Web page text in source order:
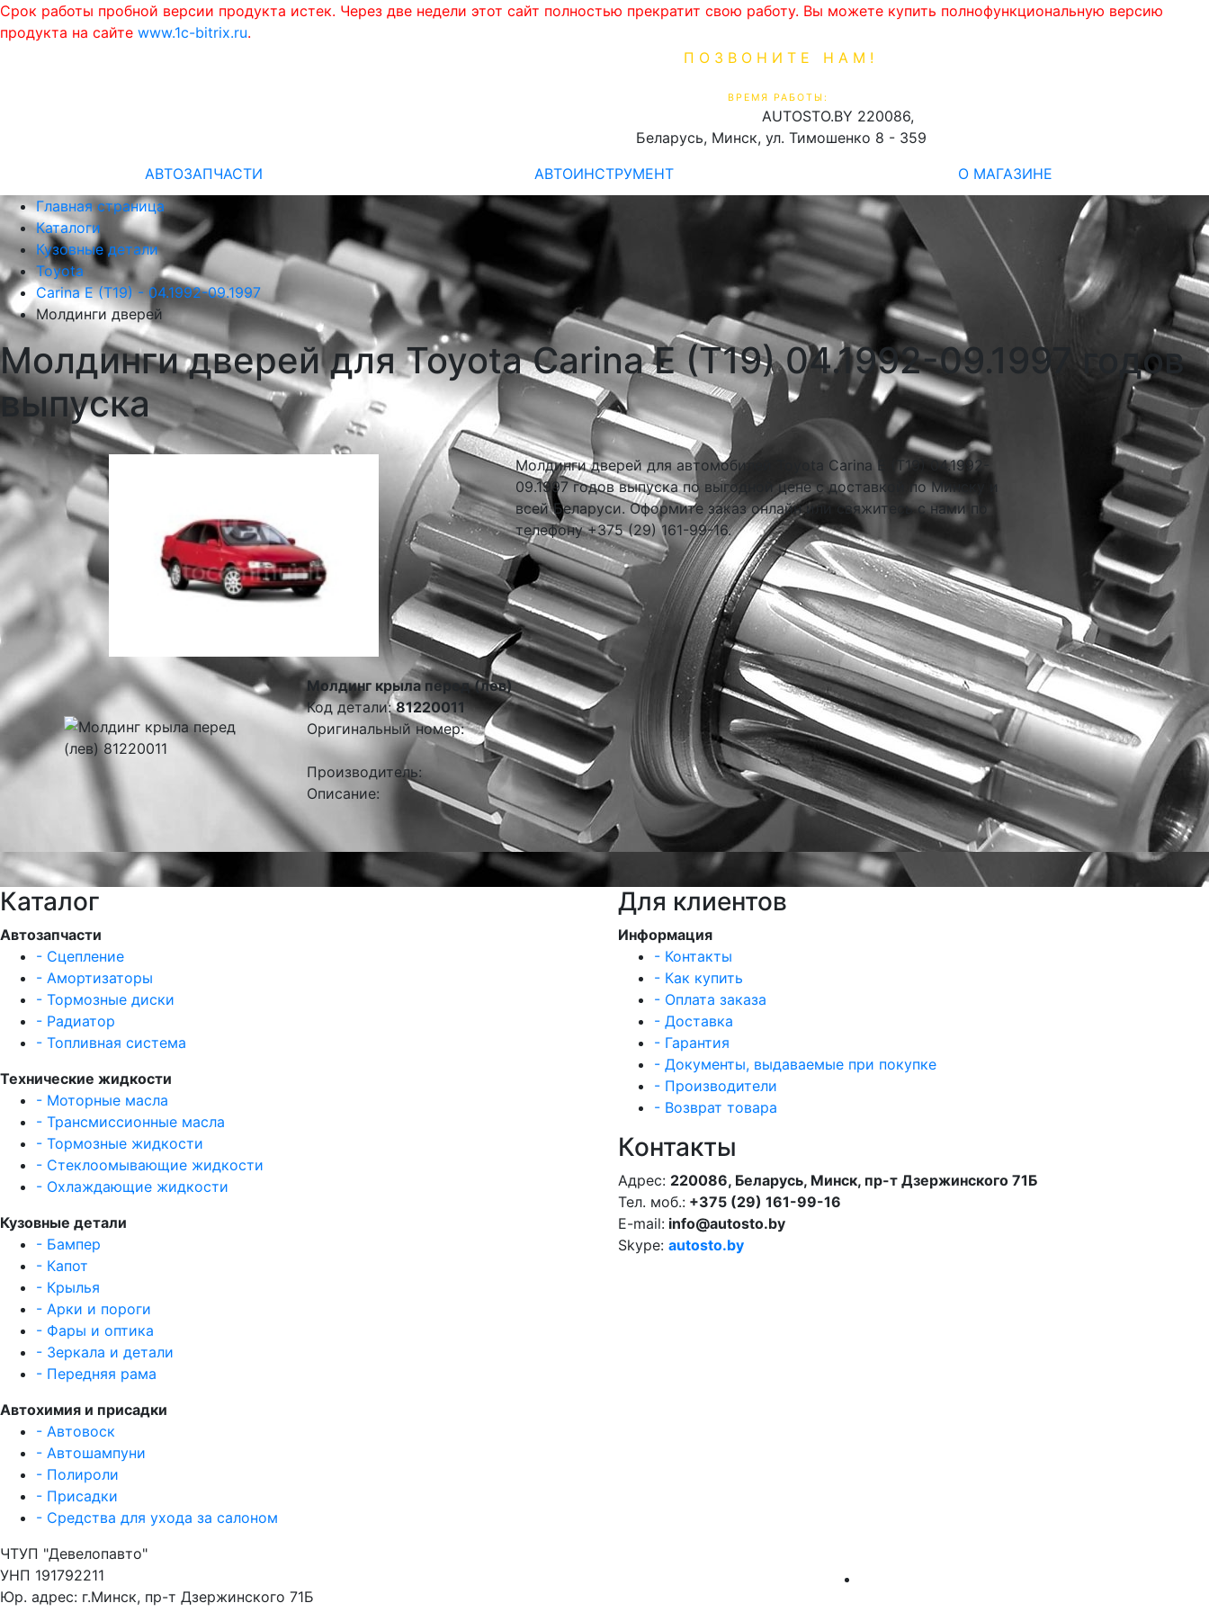
Срок работы пробной версии продукта истек. Через две недели этот сайт полностью прекратит свою работу. Вы можете купить полнофункциональную версию
продукта на сайте www.1c-bitrix.ru.
ПОЗВОНИТЕ НАМ!
ВРЕМЯ РАБОТЫ:
AUTOSTO.BY 220086,
Беларусь, Минск, ул. Тимошенко 8 - 359
АВТОЗАПЧАСТИ АВТОИНСТРУМЕНТ
О МАГАЗИНЕ
Главная страница
Каталоги
Кузовные детали
Toyota
Carina E (T19) - 04.1992-09.1997
Молдинги дверей
Молдинги дверей для Toyota Carina E (T19) 04.1992-09.1997 годов
выпуска
Молдинги дверей для автомобилей Toyota Carina E (T19) 04.1992-
09.1997 годов выпуска по выгодной цене с доставкой по Минску и
всей Беларуси. Оформите заказ онлайн или свяжитесь с нами по
телефону +375 (29) 161-99-16.
Молдинг крыла перед (лев)
Код детали:81220011
Оригинальный номер:
Производитель:
Описание:
Каталог
Автозапчасти
- Сцепление
- Амортизаторы
- Тормозные диски
- Радиатор
- Топливная система
Технические жидкости
- Моторные масла
- Трансмиссионные масла
- Тормозные жидкости
- Стеклоомывающие жидкости
- Охлаждающие жидкости
Кузовные детали
- Бампер
- Капот
- Крылья
- Арки и пороги
- Фары и оптика
- Зеркала и детали
- Передняя рама
Автохимия и присадки
- Автовоск
- Автошампуни
- Полироли
- Присадки
- Средства для ухода за салоном
Для клиентов
Информация
- Контакты
- Как купить
- Оплата заказа
- Доставка
- Гарантия
- Документы, выдаваемые при покупке
- Производители
- Возврат товара
Контакты
Адрес: 220086, Беларусь, Минск, пр-т Дзержинского 71Б
Тел. моб.: +375 (29) 161-99-16
E-mail: info@autosto.by
Skype: autosto.by
ЧТУП "Девелопавто"
УНП 191792211
Юр. адрес: г.Минск, пр-т Дзержинского 71Б